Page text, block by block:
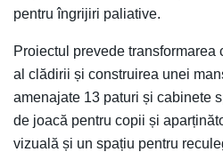
pentru îngrijiri paliative.
Proiectul prevede transformarea
al clădirii și construirea unei
amenajate 13 paturi și cabinete
de joacă pentru copii și
vizuală și un spațiu pentru